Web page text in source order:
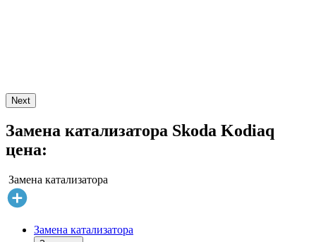
Next
Замена катализатора Skoda Kodiaq
цена:
Замена катализатора
Замена катализатора